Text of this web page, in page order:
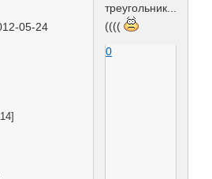
05-24
треугольник...
((((
0